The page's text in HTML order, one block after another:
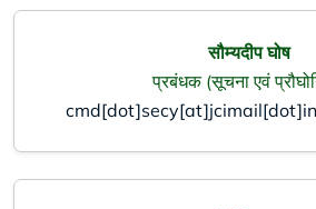
सौम्यदीप घोष
प्रबंधक (सूचना एवं
cmd[dot]secy[at]jcimail[dot]in